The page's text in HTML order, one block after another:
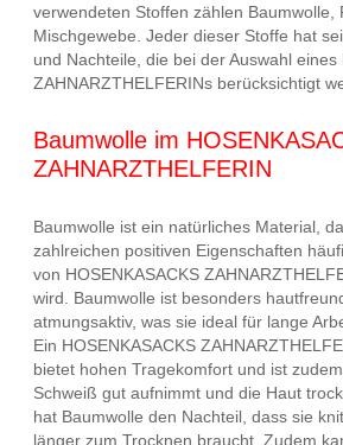
verwendeten Stoffen zählen Baumwolle,
Mischgewebe. Jeder dieser Stoffe hat
und Nachteile, die bei der Auswahl eines
ZAHNARZTHELFERINs berücksichtigt
Baumwolle im
ZAHNARZTHELFERIN
Baumwolle ist ein natürliches Material,
zahlreichen positiven Eigenschaften
von HOSENKASACKS
wird. Baumwolle ist besonders
atmungsaktiv, was sie ideal für lange
Ein HOSENKASACKS
bietet hohen Tragekomfort und ist
Schweiß gut aufnimmt und die Haut
hat Baumwolle den Nachteil, dass sie
länger zum Trocknen braucht. Zudem